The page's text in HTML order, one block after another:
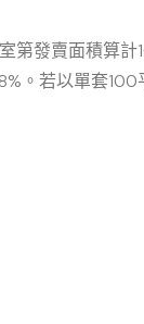
第發賣面積算計
。若以單套